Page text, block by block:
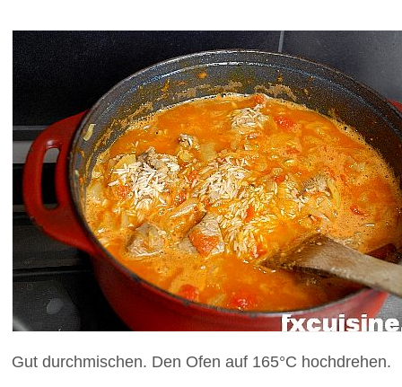
Gut durchmischen. Den Ofen auf 165°C hochdrehen.